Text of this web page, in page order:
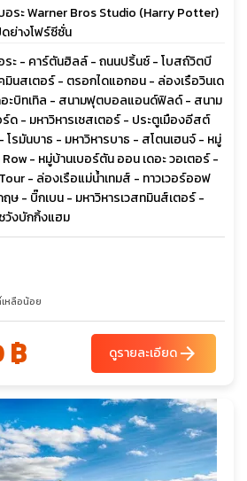
อระ Warner Bros Studio (Harry Potter)
ย่างโฟร์ซีซั่น
ระ - คาร์ตันฮิลล์ - ถนนปริ้นซ์ - โบสถ์วิตบี
นสเตอร์ - ตรอกไดแอกอน - ล่องเรือวินเด
อะบิทเทิล - สนามฟุตบอลแอนด์ฟิลด์ - สนาม
- มหาวิหารเชสเตอร์ - ประตูเมืองอีสต์
รมันบาธ - มหาวิหารบาธ - สโตนเฮนจ์ - หมู่
- หมู่บ้านเบอร์ตัน ออน เดอะ วอเตอร์ -
- ล่องเรือแม่น้ำเทมส์ - ทาวเวอร์ออฟ
- บิ๊กเบน - มหาวิหารเวสทมินส์เตอร์ -
วังบักกิ้งแฮม
หลือน้อย
฿ ดูรายละเอียดarrow_forward